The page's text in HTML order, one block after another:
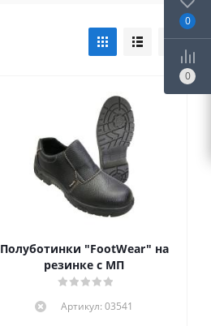
Полуботинки "FootWear" на
резинке с МП
Артикул: 03541
0
0